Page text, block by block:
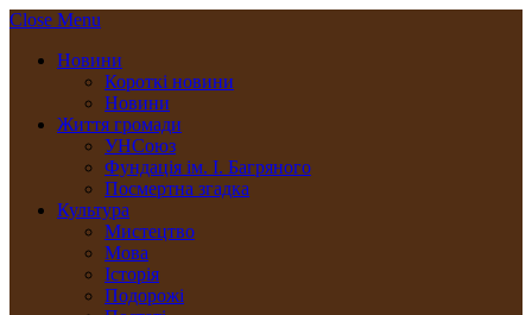
Close Menu
Новини
Короткі новини
Новини
Життя громади
УНСоюз
Фундація ім. І. Багряного
Посмертна згадка
Культура
Мистецтво
Мова
Історія
Подорожі